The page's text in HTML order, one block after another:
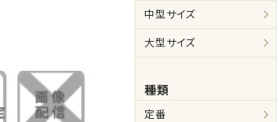
中型サイズ
大型サイズ
種類
定番